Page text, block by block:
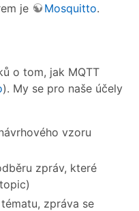
je
Mosquitto.
o tom, jak MQTT
). My se pro naše účely
vzoru
zpráv, které
zpráva se